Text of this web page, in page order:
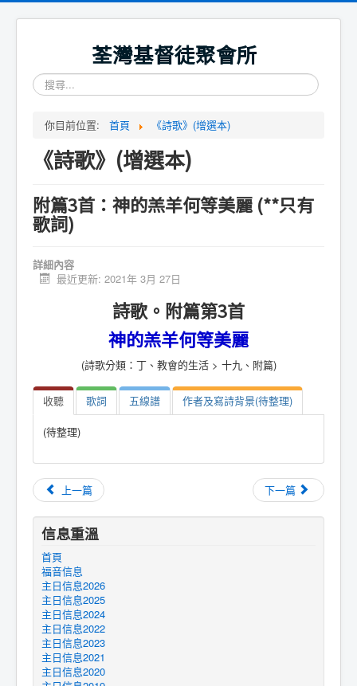
荃灣基督徒聚會所
搜
尋...
你目前位置:
首頁 《詩歌》(增選本)
《詩歌》(增選本)
附篇3首：神的羔羊何等美麗 (**只有
歌詞)
詳細內容
最近更新: 2021年 3月 27日
詩歌。附篇第3首
神的羔羊何等美麗
(詩歌分類：丁、教會的生活 > 十九、附篇)
收聽 歌詞 五線譜 作者及寫詩背景(待整理)
(待整理)
上一篇 下一篇
信息重溫
首頁
福音信息
主日信息2026
主日信息2025
主日信息2024
主日信息2022
主日信息2023
主日信息2021
主日信息2020